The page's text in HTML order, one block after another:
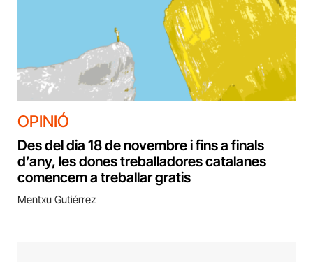
OPINIÓ
Des del dia 18 de novembre i fins a finals
d’any, les dones treballadores catalanes
comencem a treballar gratis
Mentxu Gutiérrez